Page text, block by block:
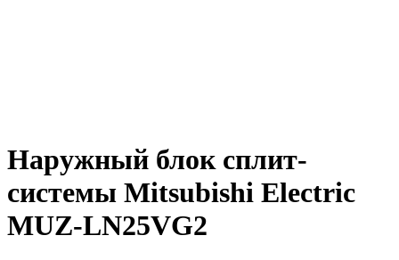
Наружный блок сплит-
системы Mitsubishi Electric
MUZ-LN25VG2